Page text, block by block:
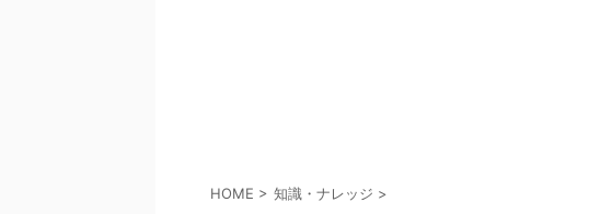
HOME > 知識・ナレッジ >